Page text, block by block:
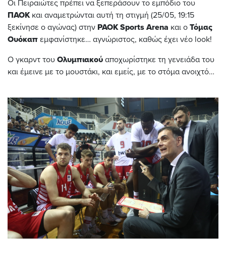
Οι Πειραιώτες πρέπει να ξεπεράσουν το εμπόδιο του
ΠΑΟΚκαι αναμετρώνται αυτή τη στιγμή (25/05, 19:15
ξεκίνησε ο αγώνας) στην PAOK Sports Arena και ο Τόμας
Ουόκαπ εμφανίστηκε… αγνώριστος, καθώς έχει νέο look!
Ο γκαρντ του Ολυμπιακού αποχωρίστηκε τη γενειάδα του
και έμεινε με το μουστάκι, και εμείς, με το στόμα ανοιχτό…